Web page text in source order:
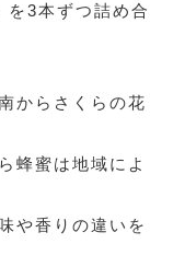
を3本ずつ詰め合
からさくらの花
蜂蜜は地域によ
や香りの違いを